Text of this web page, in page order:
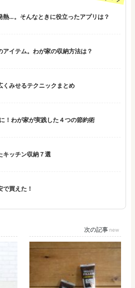
熱…。そんなときに役立ったアプリは？
アイテム。わが家の収納方法は？
くみせるテクニックまとめ
！わが家が実践した４つの節約術
キッチン収納７選
買えた！
次の記事